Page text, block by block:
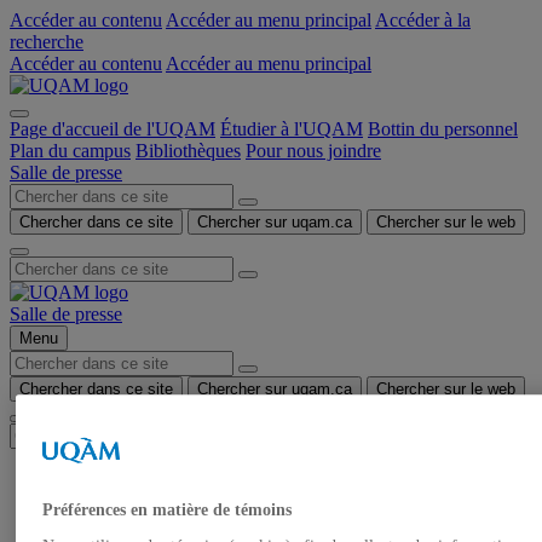
Accéder au contenu Accéder au menu principal Accéder à la
recherche
Accéder au contenu Accéder au menu principal
Page d'accueil de l'UQAM Étudier à l'UQAM Bottin du personnel
Plan du campus Bibliothèques Pour nous joindre
Salle de presse
Chercher dans ce site Chercher sur uqam.ca Chercher sur le web
Salle de presse
Menu
Chercher dans ce site Chercher sur uqam.ca Chercher sur le web
Communiqués de presse
Autorisation de tournage
Préférences en matière de témoins